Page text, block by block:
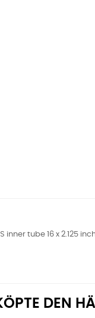
inner tube 16 x 2.125
DEN